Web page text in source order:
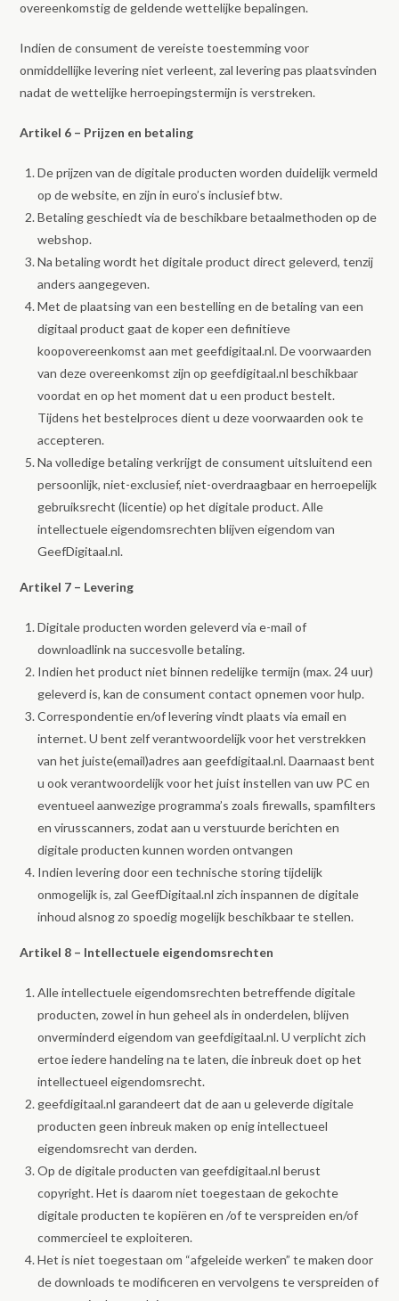
overeenkomstig de geldende wettelijke bepalingen.
Indien de consument de vereiste toestemming voor
onmiddellijke levering niet verleent, zal levering pas plaatsvinden
nadat de wettelijke herroepingstermijn is verstreken.
Artikel 6 – Prijzen en betaling
De prijzen van de digitale producten worden duidelijk vermeld
op de website, en zijn in euro’s inclusief btw.
Betaling geschiedt via de beschikbare betaalmethoden op de
webshop.
Na betaling wordt het digitale product direct geleverd, tenzij
anders aangegeven.
Met de plaatsing van een bestelling en de betaling van een
digitaal product gaat de koper een definitieve
koopovereenkomst aan met geefdigitaal.nl. De voorwaarden
van deze overeenkomst zijn op geefdigitaal.nl beschikbaar
voordat en op het moment dat u een product bestelt.
Tijdens het bestelproces dient u deze voorwaarden ook te
accepteren.
Na volledige betaling verkrijgt de consument uitsluitend een
persoonlijk, niet-exclusief, niet-overdraagbaar en herroepelijk
gebruiksrecht (licentie) op het digitale product. Alle
intellectuele eigendomsrechten blijven eigendom van
GeefDigitaal.nl.
Artikel 7 – Levering
Digitale producten worden geleverd via e-mail of
downloadlink na succesvolle betaling.
Indien het product niet binnen redelijke termijn (max. 24 uur)
geleverd is, kan de consument contact opnemen voor hulp.
Correspondentie en/of levering vindt plaats via email en
internet. U bent zelf verantwoordelijk voor het verstrekken
van het juiste(email)adres aan geefdigitaal.nl. Daarnaast bent
u ook verantwoordelijk voor het juist instellen van uw PC en
eventueel aanwezige programma’s zoals firewalls, spamfilters
en virusscanners, zodat aan u verstuurde berichten en
digitale producten kunnen worden ontvangen
Indien levering door een technische storing tijdelijk
onmogelijk is, zal GeefDigitaal.nl zich inspannen de digitale
inhoud alsnog zo spoedig mogelijk beschikbaar te stellen.
Artikel 8 – Intellectuele eigendomsrechten
Alle intellectuele eigendomsrechten betreffende digitale
producten, zowel in hun geheel als in onderdelen, blijven
onverminderd eigendom van geefdigitaal.nl. U verplicht zich
ertoe iedere handeling na te laten, die inbreuk doet op het
intellectueel eigendomsrecht.
geefdigitaal.nl garandeert dat de aan u geleverde digitale
producten geen inbreuk maken op enig intellectueel
eigendomsrecht van derden.
Op de digitale producten van geefdigitaal.nl berust
copyright. Het is daarom niet toegestaan de gekochte
digitale producten te kopiëren en /of te verspreiden en/of
commercieel te exploiteren.
Het is niet toegestaan om “afgeleide werken” te maken door
de downloads te modificeren en vervolgens te verspreiden of